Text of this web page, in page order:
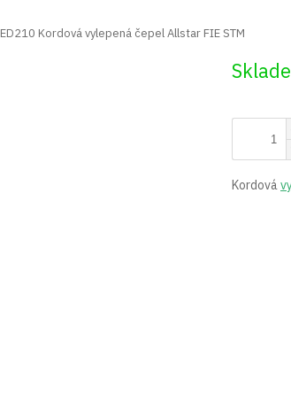
ED210 Kordová vylepená čepel Allstar FIE STM
Kordová